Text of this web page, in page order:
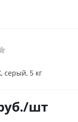
серый, 5 кг
/шт